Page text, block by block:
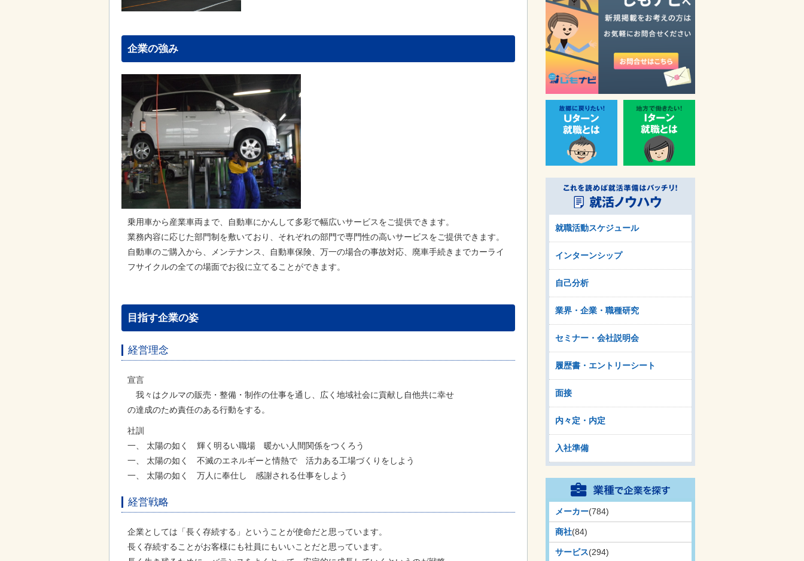
企業の強み
乗用車から産業車両まで、自動車にかんして多彩で幅広いサービスをご提供できます。
業務内容に応じた部門制を敷いており、それぞれの部門で専門性の高いサービスをご提供できます。
自動車のご購入から、メンテナンス、自動車保険、万一の場合の事故対応、廃車手続きまでカーライ
フサイクルの全ての場面でお役に立てることができます。
目指す企業の姿
経営理念
宣言
我々はクルマの販売・整備・制作の仕事を通し、広く地域社会に貢献し自他共に幸せ
の達成のため責任のある行動をする。
社訓
一、 太陽の如く 輝く明るい職場 暖かい人間関係をつくろう
一、 太陽の如く 不滅のエネルギーと情熱で 活力ある工場づくりをしよう
一、 太陽の如く 万人に奉仕し 感謝される仕事をしよう
経営戦略
企業としては「長く存続する」ということが使命だと思っています。
長く存続することがお客様にも社員にもいいことだと思っています。
就職活動スケジュール
インターンシップ
自己分析
業界・企業・職種研究
セミナー・会社説明会
履歴書・エントリーシート
面接
内々定・内定
入社準備
メーカー(784)
商社(84)
サービス(294)